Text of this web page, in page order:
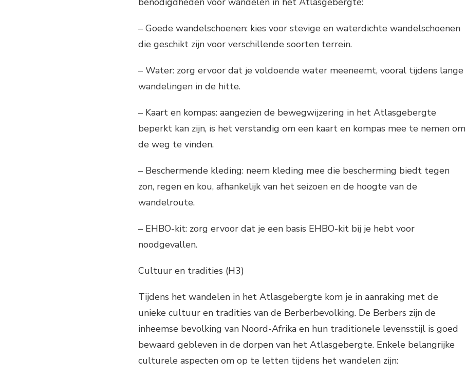
– Goede wandelschoenen: kies voor stevige en waterdichte wandelschoenen
die geschikt zijn voor verschillende soorten terrein.
– Water: zorg ervoor dat je voldoende water meeneemt, vooral tijdens lange
wandelingen in de hitte.
– Kaart en kompas: aangezien de bewegwijzering in het Atlasgebergte
beperkt kan zijn, is het verstandig om een kaart en kompas mee te nemen om
de weg te vinden.
– Beschermende kleding: neem kleding mee die bescherming biedt tegen
zon, regen en kou, afhankelijk van het seizoen en de hoogte van de
wandelroute.
– EHBO-kit: zorg ervoor dat je een basis EHBO-kit bij je hebt voor
noodgevallen.
Cultuur en tradities (H3)
Tijdens het wandelen in het Atlasgebergte kom je in aanraking met de
unieke cultuur en tradities van de Berberbevolking. De Berbers zijn de
inheemse bevolking van Noord-Afrika en hun traditionele levensstijl is goed
bewaard gebleven in de dorpen van het Atlasgebergte. Enkele belangrijke
culturele aspecten om op te letten tijdens het wandelen zijn: